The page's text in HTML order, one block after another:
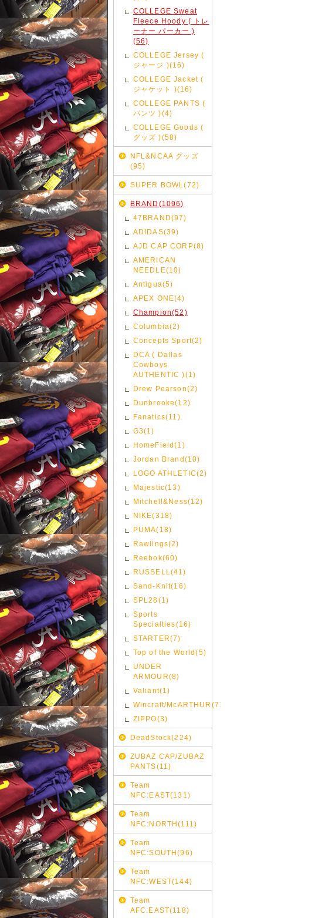
COLLEGE Sweat
Fleece Hoody ( トレ
ーナー パーカー )
(56)
COLLEGE Jersey (
ジャージ )(16)
COLLEGE Jacket (
ジャケット )(16)
COLLEGE PANTS (
パンツ )(4)
COLLEGE Goods (
グッズ )(58)
NFL&NCAA グッズ
(95)
SUPER BOWL(72)
BRAND(1096)
47BRAND(97)
ADIDAS(39)
AJD CAP CORP(8)
AMERICAN
NEEDLE(10)
Antigua(5)
APEX ONE(4)
Champion(52)
Columbia(2)
Concepts Sport(2)
DCA ( Dallas
Cowboys
AUTHENTIC )(1)
Drew Pearson(2)
Dunbrooke(12)
Fanatics(11)
G3(1)
HomeField(1)
Jordan Brand(10)
LOGO ATHLETIC(2)
Majestic(13)
Mitchell&Ness(12)
NIKE(318)
PUMA(18)
Rawlings(2)
Reebok(60)
RUSSELL(41)
Sand-Knit(16)
SPL28(1)
Sports
Specialties(16)
STARTER(7)
Top of the World(5)
UNDER
ARMOUR(8)
Valiant(1)
Wincraft/McARTHUR(71)
ZIPPO(3)
DeadStock(224)
ZUBAZ CAP/ZUBAZ
PANTS(11)
Team
NFC:EAST(131)
Team
NFC:NORTH(111)
Team
NFC:SOUTH(96)
Team
NFC:WEST(144)
Team
AFC:EAST(118)